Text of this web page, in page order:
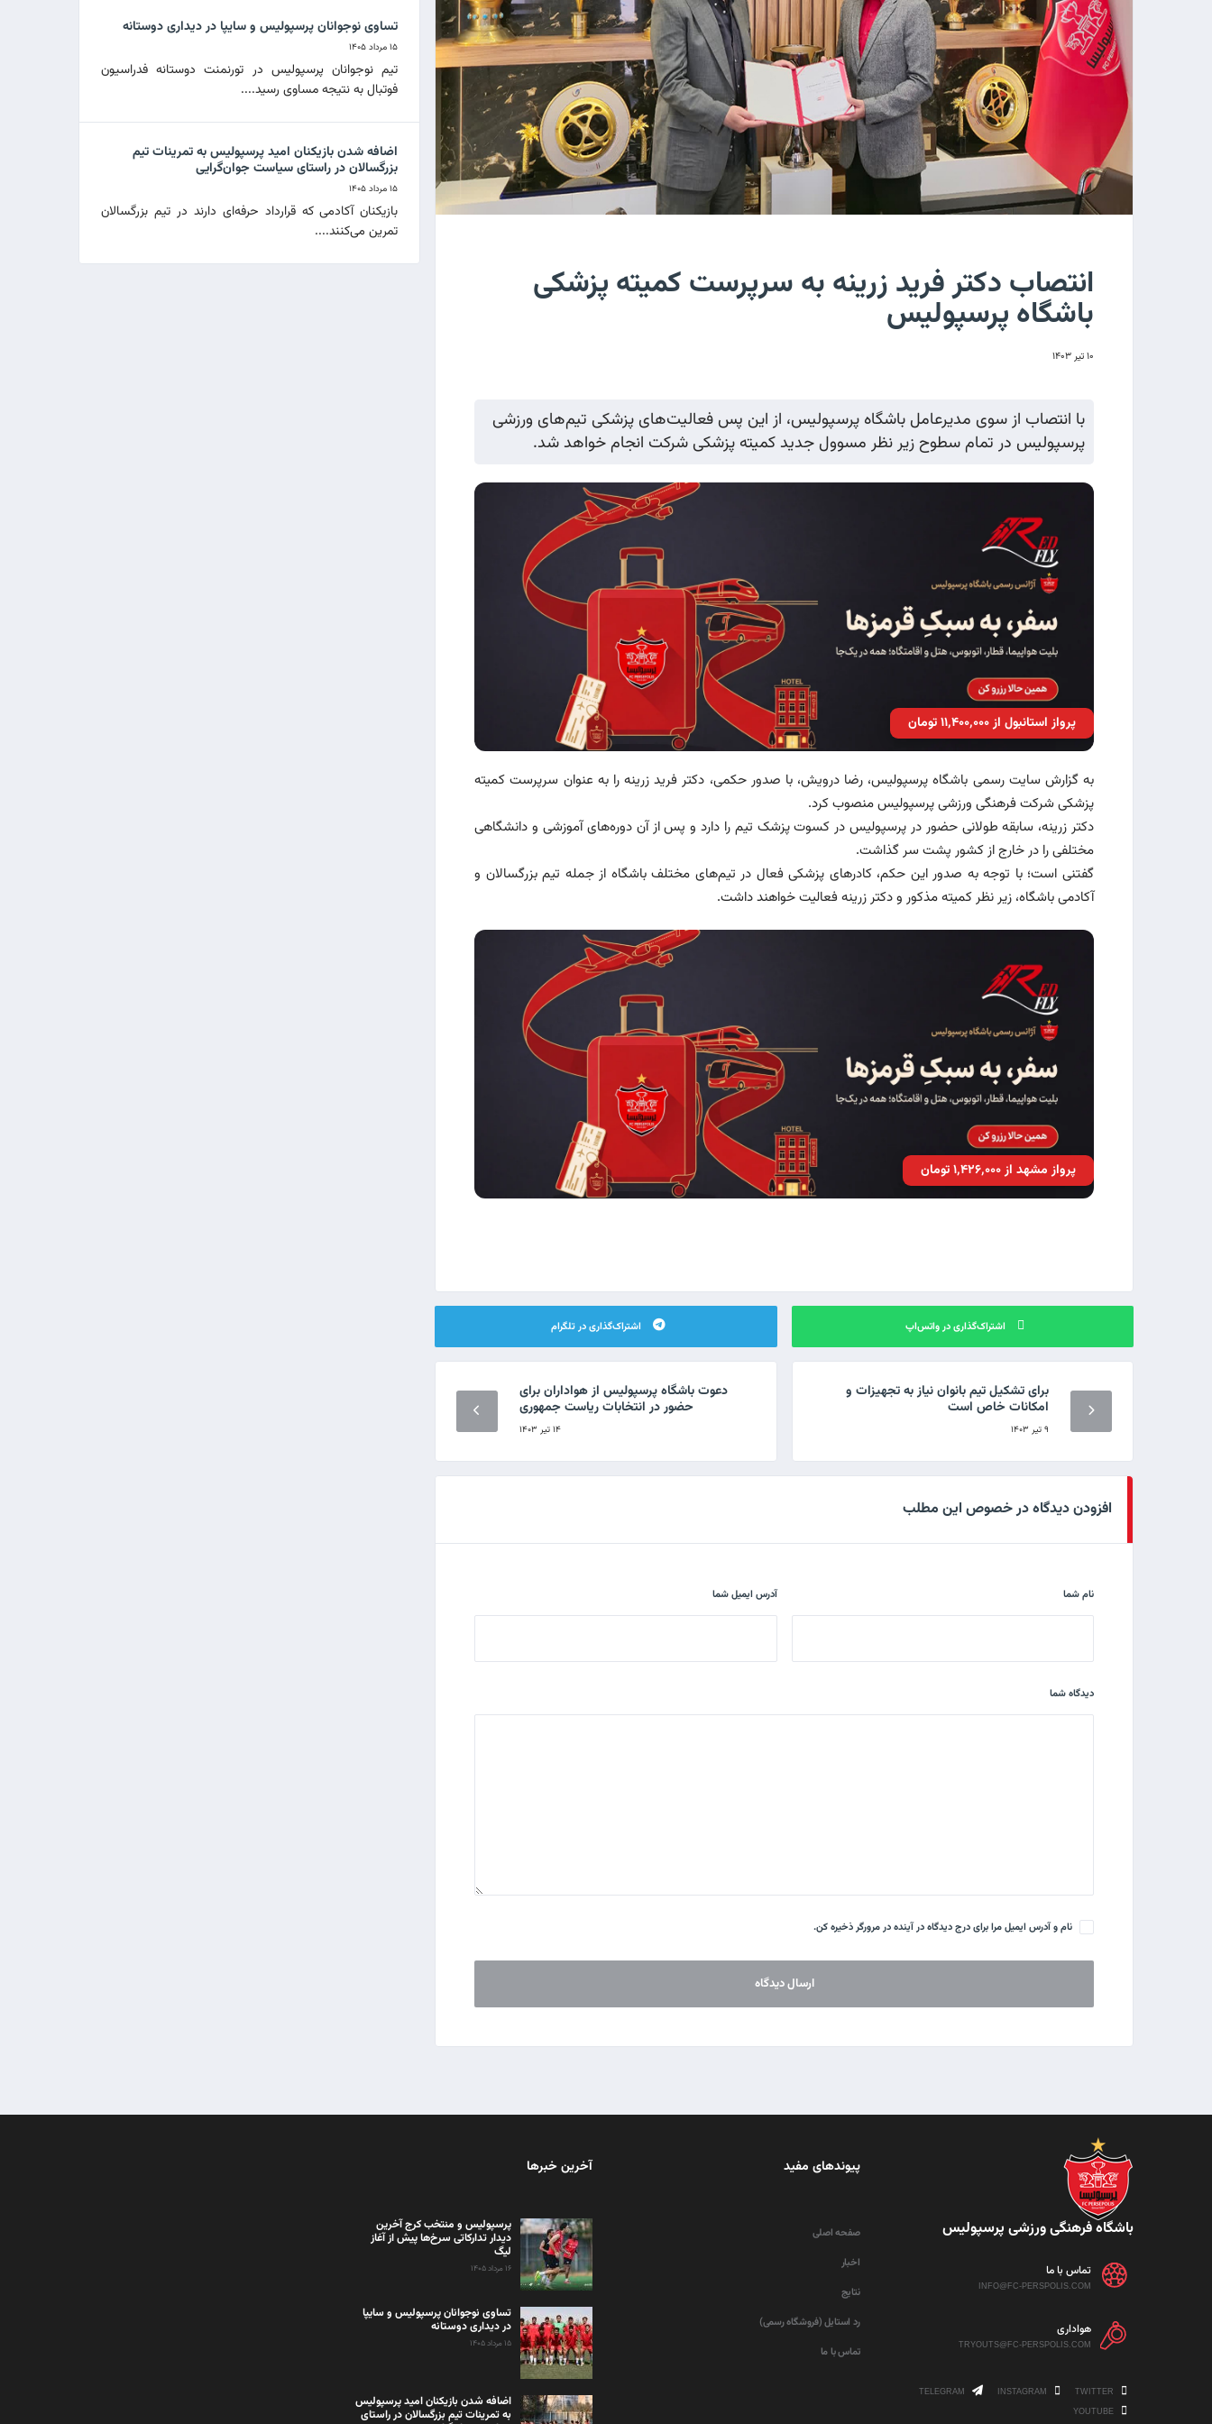
انتصاب دکتر فرید زرینه به سرپرست کمیته پزشکی
باشگاه پرسپولیس
۱۰ تیر ۱۴۰۳
با انتصاب از سوی مدیرعامل باشگاه پرسپولیس، از این پس فعالیت‌های پزشکی تیم‌های ورزشی
پرسپولیس در تمام سطوح زیر نظر مسوول جدید کمیته پزشکی شرکت انجام خواهد شد.
پرواز استانبول از ۱۱٬۴۰۰٬۰۰۰ تومان
به گزارش سایت رسمی باشگاه پرسپولیس، رضا درویش، با صدور حکمی، دکتر فرید زرینه را به عنوان سرپرست کمیته
پزشکی شرکت فرهنگی ورزشی پرسپولیس منصوب کرد.
دکتر زرینه، سابقه طولانی حضور در پرسپولیس در کسوت پزشک تیم را دارد و پس از آن دوره‌های آموزشی و دانشگاهی
مختلفی را در خارج از کشور پشت سر گذاشت.
گفتنی است؛ با توجه به صدور این حکم، کادرهای پزشکی فعال در تیم‌های مختلف باشگاه از جمله تیم بزرگسالان و
آکادمی باشگاه، زیر نظر کمیته مذکور و دکتر زرینه فعالیت خواهند داشت.
پرواز مشهد از ۱٬۴۲۶٬۰۰۰ تومان
اشتراک‌گذاری در واتس‌اپ اشتراک‌گذاری در تلگرام
برای تشکیل تیم بانوان نیاز به تجهیزات و
امکانات خاص است
۹ تیر ۱۴۰۳
دعوت باشگاه پرسپولیس از هواداران برای
حضور در انتخابات ریاست جمهوری
۱۴ تیر ۱۴۰۳
افزودن دیدگاه در خصوص این مطلب
نام شما آدرس ایمیل شما
دیدگاه شما
نام و آدرس ایمیل مرا برای درج دیدگاه در آینده در مرورگر ذخیره کن.
تساوی نوجوانان پرسپولیس و سایپا در دیداری دوستانه
۱۵ مرداد ۱۴۰۵
تیم نوجوانان پرسپولیس در تورنمنت دوستانه فدراسیون
فوتبال به نتیجه مساوی رسید....
اضافه شدن بازیکنان امید پرسپولیس به تمرینات تیم
بزرگسالان در راستای سیاست جوان‌گرایی
۱۵ مرداد ۱۴۰۵
بازیکنان آکادمی که قرارداد حرفه‌ای دارند در تیم بزرگسالان
تمرین می‌کنند....
باشگاه فرهنگی ورزشی پرسپولیس
تماس با ما
INFO@FC-PERSPOLIS.COM
هواداری
TRYOUTS@FC-PERSPOLIS.COM
پیوندهای مفید
صفحه اصلی
اخبار
نتایج
رد استایل (فروشگاه رسمی)
تماس با ما
آخرین خبرها
پرسپولیس و منتخب کرج آخرین
دیدار تدارکاتی سرخ‌ها پیش از آغاز
لیگ
۱۶ مرداد ۱۴۰۵
تساوی نوجوانان پرسپولیس و سایپا
در دیداری دوستانه
۱۵ مرداد ۱۴۰۵
اضافه شدن بازیکنان امید پرسپولیس
به تمرینات تیم بزرگسالان در راستای